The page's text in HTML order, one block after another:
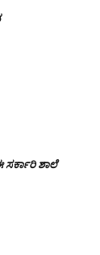
ಸರ್ಕಾರಿ ಶಾಲೆ